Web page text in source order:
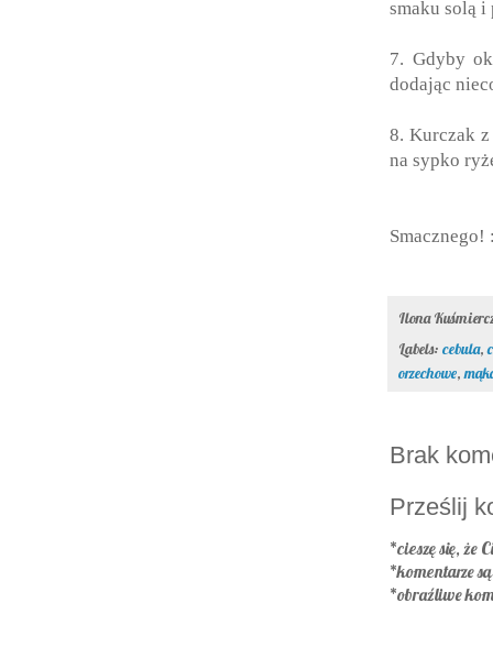
smaku solą
7. Gdyby
dodając
8. Kurczak
na sypko
Smacznego!
Ilona
Labels: cebula,
orzechowe,
Brak
Prześlij
*cieszę się, że
*komentarze
*obraźliwe